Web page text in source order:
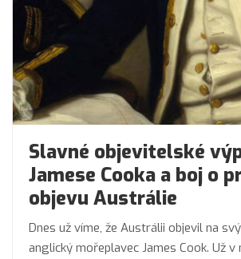
Slavné objevitelské
Jamese Cooka a boj o
objevu Austrálie
Dnes už víme, že Austrálii objevil na
anglický mořeplavec James Cook. Už v